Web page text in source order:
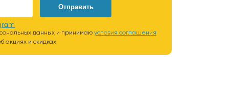
Отправить
данных и принимаю условия соглашения
акциях и скидках